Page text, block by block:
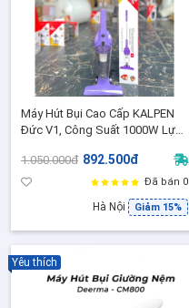
Máy Hút Bụi Cao Cấp KALPEN
Đức V1, Công Suất 1000W Lực
Dàng - BH 24 Tháng
1.050.000đ 892.500đ
Đã bán 0
Hà Nội Giảm 15%
Yêu thích